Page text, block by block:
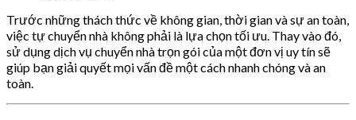
Trước những thách thức về không gian, thời gian và sự an toàn,
việc tự chuyển nhà không phải là lựa chọn tối ưu. Thay vào đó,
sử dụng dịch vụ chuyển nhà trọn gói của một đơn vị uy tín sẽ
giúp bạn giải quyết mọi vấn đề một cách nhanh chóng và an
toàn.